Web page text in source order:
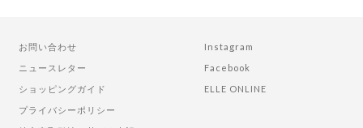
お問い合わせ
ニュースレター
ショッピングガイド
プライバシーポリシー
Instagram
Facebook
ELLE ONLINE